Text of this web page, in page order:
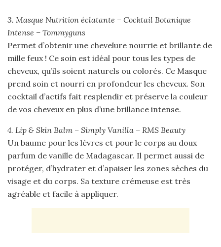
3. Masque Nutrition éclatante – Cocktail Botanique
Intense – Tommyguns
Permet d’obtenir une chevelure nourrie et brillante de
mille feux ! Ce soin est idéal pour tous les types de
cheveux, qu’ils soient naturels ou colorés. Ce Masque
prend soin et nourri en profondeur les cheveux. Son
cocktail d’actifs fait resplendir et préserve la couleur
de vos cheveux en plus d’une brillance intense.
4. Lip & Skin Balm – Simply Vanilla – RMS Beauty
Un baume pour les lèvres et pour le corps au doux
parfum de vanille de Madagascar. Il permet aussi de
protéger, d’hydrater et d’apaiser les zones sèches du
visage et du corps. Sa texture crémeuse est très
agréable et facile à appliquer.